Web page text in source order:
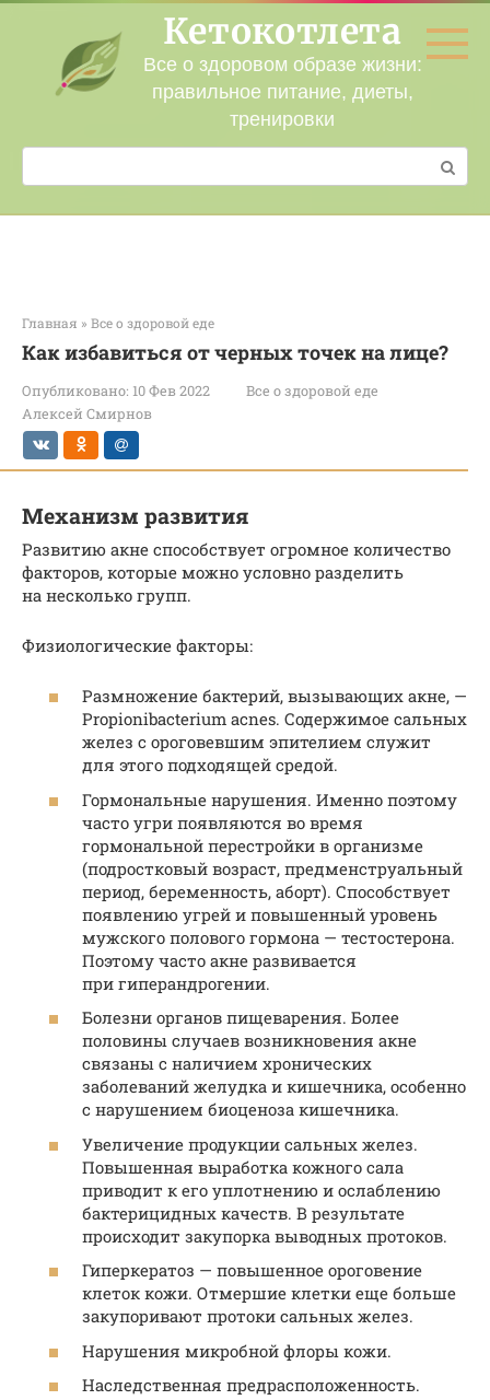
Перейти
контенту
Кетокотлета
Все о здоровом образе жизни:
правильное питание, диеты,
тренировки
Поиск:
Главная » Все о здоровой еде
Как избавиться от черных точек на лице?
Опубликовано: 10 Фев 2022
Все о здоровой еде
Алексей Смирнов
Механизм развития
Развитию акне способствует огромное количество
факторов, которые можно условно разделить
на несколько групп.
Физиологические факторы:
Размножение бактерий, вызывающих акне, —
Propionibacterium acnes. Содержимое сальных
желез с ороговевшим эпителием служит
для этого подходящей средой.
Гормональные нарушения. Именно поэтому
часто угри появляются во время
гормональной перестройки в организме
(подростковый возраст, предменструальный
период, беременность, аборт). Способствует
появлению угрей и повышенный уровень
мужского полового гормона — тестостерона.
Поэтому часто акне развивается
при гиперандрогении.
Болезни органов пищеварения. Более
половины случаев возникновения акне
связаны с наличием хронических
заболеваний желудка и кишечника, особенно
с нарушением биоценоза кишечника.
Увеличение продукции сальных желез.
Повышенная выработка кожного сала
приводит к его уплотнению и ослаблению
бактерицидных качеств. В результате
происходит закупорка выводных протоков.
Гиперкератоз — повышенное ороговение
клеток кожи. Отмершие клетки еще больше
закупоривают протоки сальных желез.
Нарушения микробной флоры кожи.
Наследственная предрасположенность.